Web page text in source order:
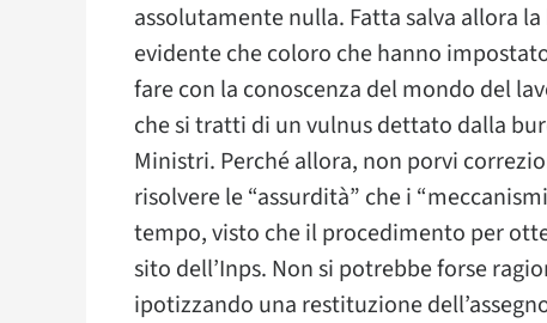
assolutamente nulla. Fatta salva allora
evidente che coloro che hanno
fare con la conoscenza del mondo del
che si tratti di un vulnus dettato dalla
Ministri. Perché allora, non porvi
risolvere le “assurdità” che i
tempo, visto che il procedimento per
sito dell’Inps. Non si potrebbe forse
ipotizzando una restituzione